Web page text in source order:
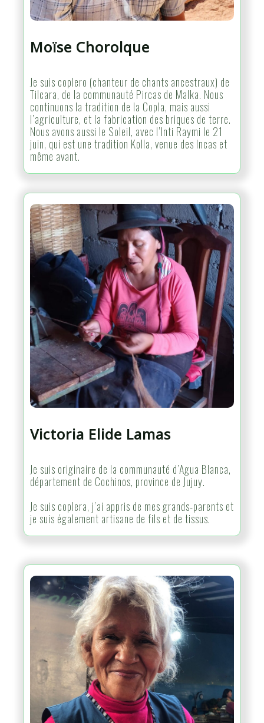
Moïse Chorolque
Je suis coplero (chanteur de chants ancestraux) de
Tilcara, de la communauté Pircas de Malka. Nous
continuons la tradition de la Copla, mais aussi
l’agriculture, et la fabrication des briques de terre.
Nous avons aussi le Soleil, avec l’Inti Raymi le 21
juin, qui est une tradition Kolla, venue des Incas et
même avant.
Victoria Elide Lamas
Je suis originaire de la communauté d’Agua Blanca,
département de Cochinos, province de Jujuy.
Je suis coplera, j’ai appris de mes grands-parents et
je suis également artisane de fils et de tissus.